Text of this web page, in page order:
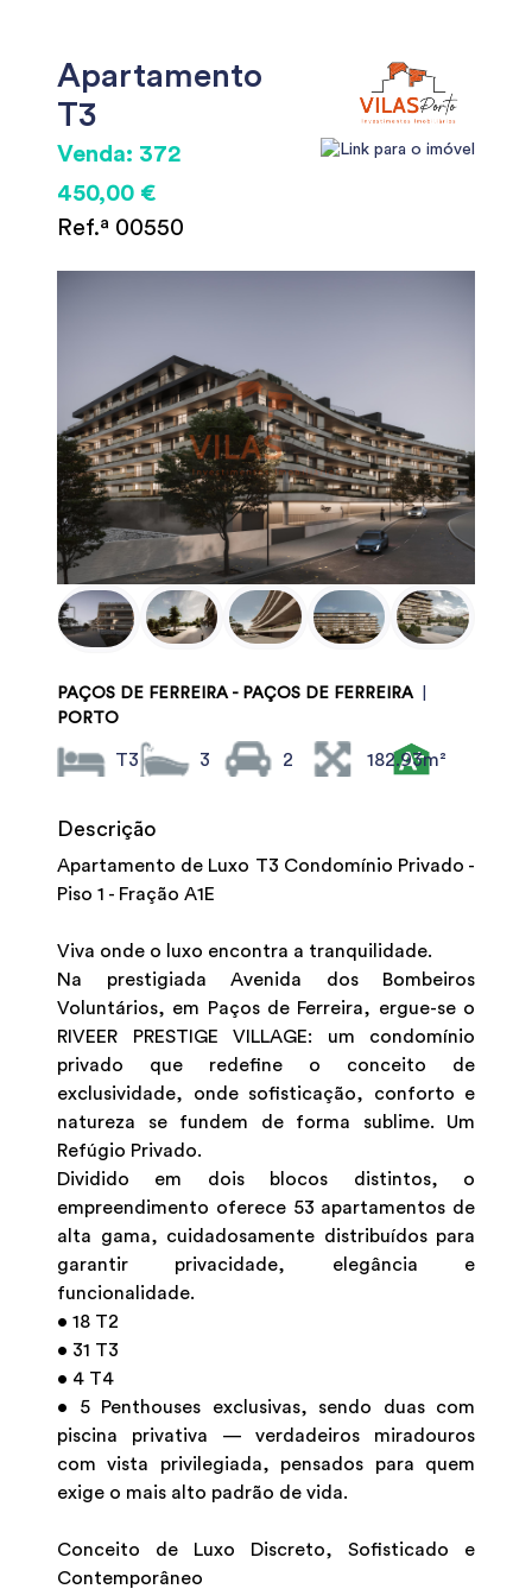
Apartamento
T3
Venda: 372
450,00 €
Ref.ª 00550
PAÇOS DE FERREIRA - PAÇOS DE FERREIRA
PORTO
T3 3 2 182.93m²
Descrição
Apartamento de Luxo T3 Condomínio Privado -
Piso 1 - Fração A1E
Viva onde o luxo encontra a tranquilidade.
Na prestigiada Avenida dos Bombeiros
Voluntários, em Paços de Ferreira, ergue-se o
RIVEER PRESTIGE VILLAGE: um condomínio
privado que redefine o conceito de
exclusividade, onde sofisticação, conforto e
natureza se fundem de forma sublime. Um
Refúgio Privado.
Dividido em dois blocos distintos, o
empreendimento oferece 53 apartamentos de
alta gama, cuidadosamente distribuídos para
garantir privacidade, elegância e
funcionalidade.
• 18 T2
• 31 T3
• 4 T4
• 5 Penthouses exclusivas, sendo duas com
piscina privativa — verdadeiros miradouros
com vista privilegiada, pensados para quem
exige o mais alto padrão de vida.
Conceito de Luxo Discreto, Sofisticado e
Contemporâneo